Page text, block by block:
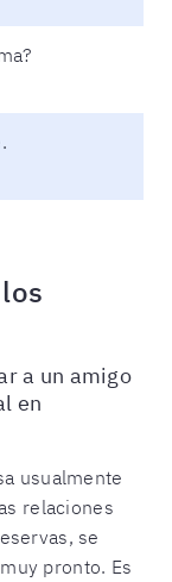
a un amigo
en
usualmente
relaciones
se
pronto. Es